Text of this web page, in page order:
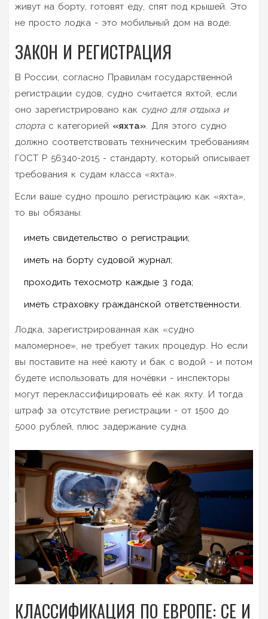
живут на борту, готовят еду, спят под крышей. Это
не просто лодка - это мобильный дом на воде.
ЗАКОН И РЕГИСТРАЦИЯ
В России, согласно Правилам государственной
регистрации судов, судно считается яхтой, если
оно зарегистрировано как судно для отдыха и
спортас категорией «яхта». Для этого судно
должно соответствовать техническим требованиям
ГОСТ Р 56340-2015 - стандарту, который описывает
требования к судам класса «яхта».
Если ваше судно прошло регистрацию как «яхта»,
то вы обязаны:
иметь свидетельство о регистрации;
иметь на борту судовой журнал;
проходить техосмотр каждые 3 года;
иметь страховку гражданской ответственности.
Лодка, зарегистрированная как «судно
маломерное», не требует таких процедур. Но если
вы поставите на неё каюту и бак с водой - и потом
будете использовать для ночёвки - инспекторы
могут переклассифицировать её как яхту. И тогда
штраф за отсутствие регистрации - от 1500 до
5000 рублей, плюс задержание судна.
КЛАССИФИКАЦИЯ ПО ЕВРОПЕ: CE И